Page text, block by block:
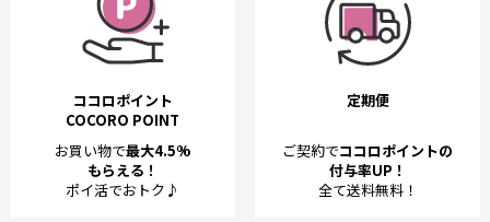
ココロポイント
COCORO POINT
お買い物で最大4.5%
もらえる！
ポイ活でおトク♪
定期便
ご契約でココロポイントの
付与率UP！
全て送料無料！